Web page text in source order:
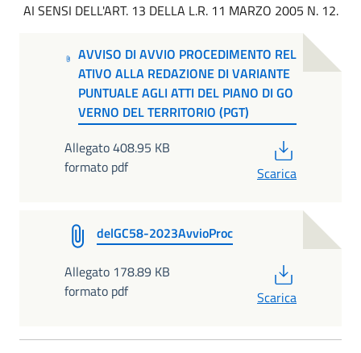
AI SENSI DELL'ART. 13 DELLA L.R. 11 MARZO 2005 N. 12.
AVVISO DI AVVIO PROCEDIMENTO REL
ATIVO ALLA REDAZIONE DI VARIANTE
PUNTUALE AGLI ATTI DEL PIANO DI GO
VERNO DEL TERRITORIO (PGT)
Allegato 408.95 KB
formato pdf
Scarica
delGC58-2023AvvioProc
Allegato 178.89 KB
formato pdf
Scarica